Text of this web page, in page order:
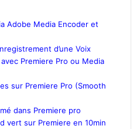
Adobe Media Encoder et
d’une Voix
Premiere Pro ou Media
sur Premiere Pro (Smooth
dans Premiere pro
vert sur Premiere en 10min